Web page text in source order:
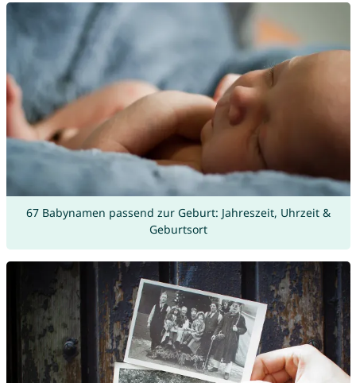
67 Babynamen passend zur Geburt: Jahreszeit, Uhrzeit &
Geburtsort